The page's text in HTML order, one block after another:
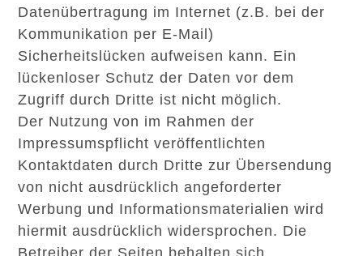
Datenübertragung im Internet (z.B. bei der
Kommunikation per E-Mail)
Sicherheitslücken aufweisen kann. Ein
lückenloser Schutz der Daten vor dem
Zugriff durch Dritte ist nicht möglich.
Der Nutzung von im Rahmen der
Impressumspflicht veröffentlichten
Kontaktdaten durch Dritte zur Übersendung
von nicht ausdrücklich angeforderter
Werbung und Informationsmaterialien wird
hiermit ausdrücklich widersprochen. Die
Betreiber der Seiten behalten sich